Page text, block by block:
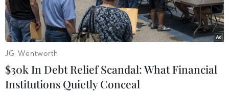
JG Wentworth
$30k In Debt Relief Scandal: What Financial
Institutions Quietly Conceal